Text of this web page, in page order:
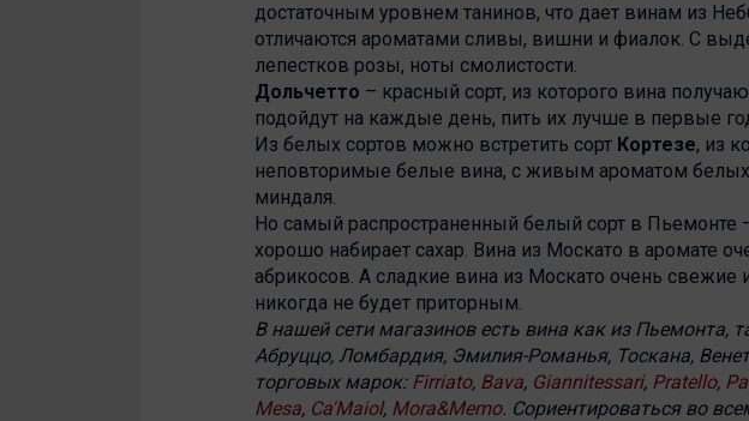
достаточным уровнем танинов, что дает винам из
отличаются ароматами сливы, вишни и фиалок. С
лепестков розы, ноты смолистости.
Дольчетто – красный сорт, из которого вина
подойдут на каждые день, пить их лучше в первые
Из белых сортов можно встретить сорт Кортезе, из
неповторимые белые вина, с живым ароматом
миндаля.
Но самый распространенный белый сорт в Пьемонте
хорошо набирает сахар. Вина из Москато в аромате
абрикосов. А сладкие вина из Москато очень
никогда не будет приторным.
В нашей сети магазинов есть вина как из Пьемонта,
Абруццо, Ломбардия, Эмилия-Романья, Тоскана,
торговых марок: Firriato, Bava, Giannitessari, Pratello,
Mesa, Ca'Maiol, Mora&Memo. Сориентироваться во